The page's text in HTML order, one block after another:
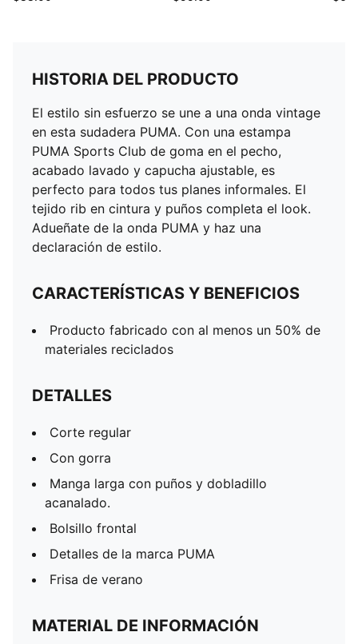
HISTORIA DEL PRODUCTO
El estilo sin esfuerzo se une a una onda vintage
en esta sudadera PUMA. Con una estampa
PUMA Sports Club de goma en el pecho,
acabado lavado y capucha ajustable, es
perfecto para todos tus planes informales. El
tejido rib en cintura y puños completa el look.
Adueñate de la onda PUMA y haz una
declaración de estilo.
CARACTERÍSTICAS Y BENEFICIOS
Producto fabricado con al menos un 50% de
materiales reciclados
DETALLES
Corte regular
Con gorra
Manga larga con puños y dobladillo
acanalado.
Bolsillo frontal
Detalles de la marca PUMA
Frisa de verano
MATERIAL DE INFORMACIÓN